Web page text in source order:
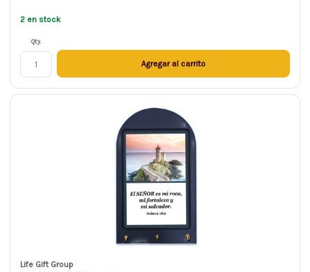
2 en stock
Qty.
Agregar al carrito
Life Gift Group